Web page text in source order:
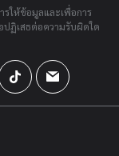
ให้ข้อมูลและเพื่อการ
ปฏิเสธต่อความรับผิดใด